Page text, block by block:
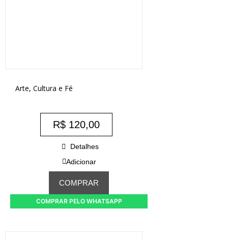
Arte, Cultura e Fé
R$ 120,00
Detalhes
Adicionar
COMPRAR
COMPRAR PELO WHATSAPP